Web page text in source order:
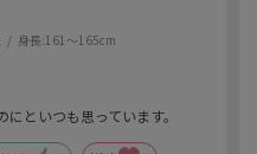
身長:161～165cm
といつも思っています。